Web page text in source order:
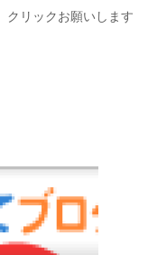
クリックお願いします